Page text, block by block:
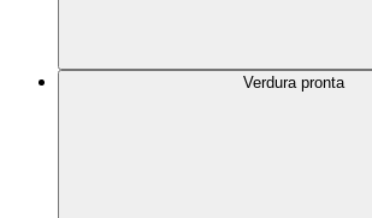
Verdura pronta